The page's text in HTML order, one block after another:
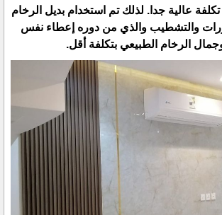
تكلفة عالية جدا. لذلك تم استخدام بديل الرخام
والتشطيب والذي من دوره إعطاء نفس
الرخام الطبيعي بتكلفة أقل.